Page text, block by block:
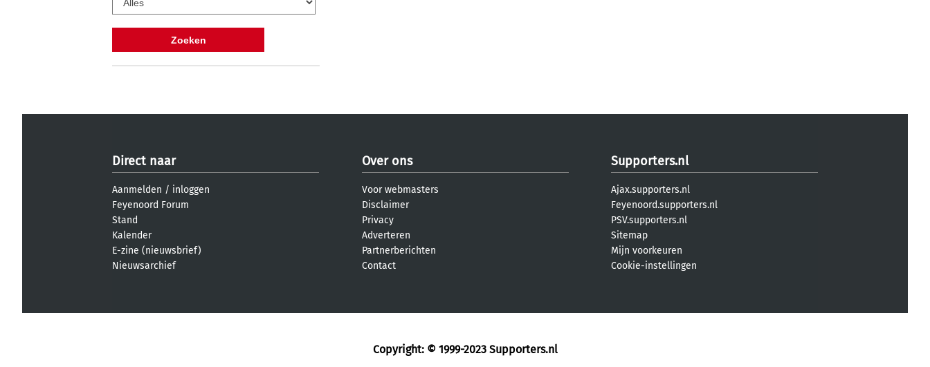
Direct naar
Aanmelden / inloggen
Feyenoord Forum
Stand
Kalender
E-zine (nieuwsbrief)
Nieuwsarchief
Over ons
Voor webmasters
Disclaimer
Privacy
Adverteren
Partnerberichten
Contact
Supporters.nl
Ajax.supporters.nl
Feyenoord.supporters.nl
PSV.supporters.nl
Sitemap
Mijn voorkeuren
Cookie-instellingen
Copyright: © 1999-2023 Supporters.nl